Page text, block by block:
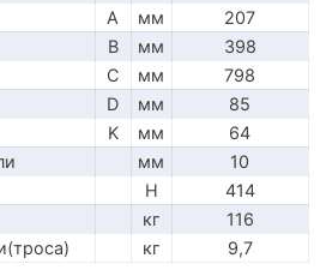
A мм
207
B мм
398
C мм
798
D мм
85
K мм
64
мм
10
H
414
кг
116
кг 9,7